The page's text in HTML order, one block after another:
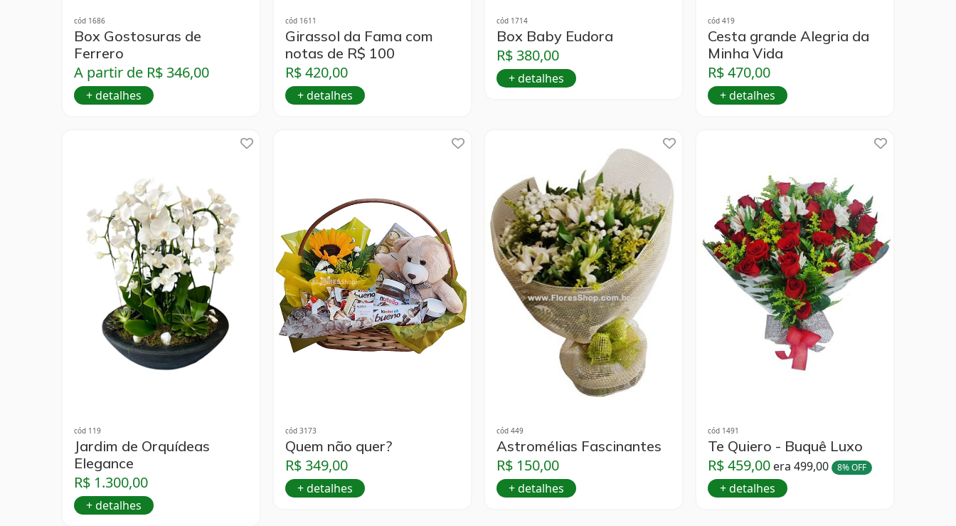
cód 1686
Box Gostosuras de
Ferrero
A partir de R$ 346,00
+ detalhes
cód 1611
Girassol da Fama com
notas de R$ 100
R$ 420,00
+ detalhes
cód 1714
Box Baby Eudora
R$ 380,00
+ detalhes
cód 419
Cesta grande Alegria da
Minha Vida
R$ 470,00
+ detalhes
cód 119
Jardim de Orquídeas
Elegance
R$ 1.300,00
+ detalhes
cód 3173
Quem não quer?
R$ 349,00
+ detalhes
cód 449
Astromélias Fascinantes
R$ 150,00
+ detalhes
cód 1491
Te Quiero - Buquê Luxo
R$ 459,00 era 499,00 8% OFF
+ detalhes